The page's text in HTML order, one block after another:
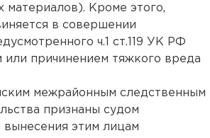
материалов). Кроме этого,
в совершении
ч.1 ст.119 УК РФ
или причинением тяжкого вреда
межрайонным следственным
признаны судом
вынесения этим лицам